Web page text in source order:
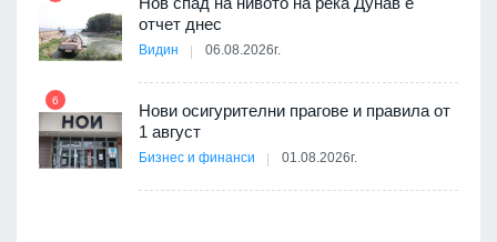
отчет днес
Видин 06.08.2026г.
6
Нови осигурителни прагове и правила от
1 август
Бизнес и финанси 01.08.2026г.